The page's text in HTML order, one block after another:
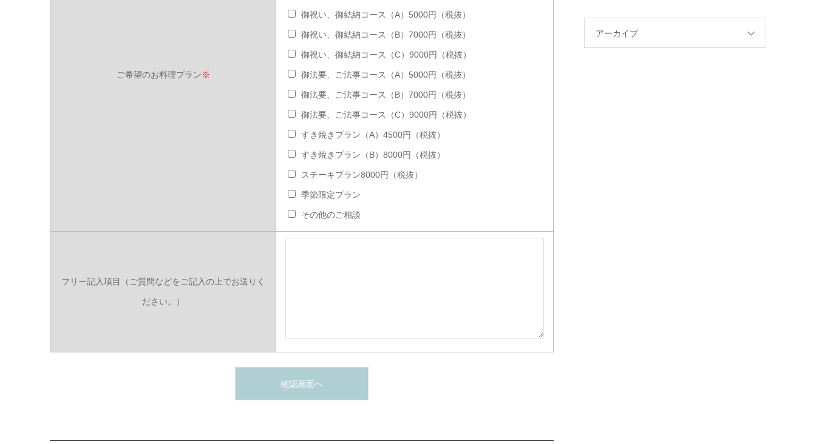
ご希望のお料理プラン※
御祝い、御結納コース（A）5000円（税抜）
御祝い、御結納コース（B）7000円（税抜）
御祝い、御結納コース（C）9000円（税抜）
御法要、ご法事コース（A）5000円（税抜）
御法要、ご法事コース（B）7000円（税抜）
御法要、ご法事コース（C）9000円（税抜）
すき焼きプラン（A）4500円（税抜）
すき焼きプラン（B）8000円（税抜）
ステーキプラン8000円（税抜）
季節限定プラン
その他のご相談
フリー記入項目（ご質問などをご記入の上でお送りく
ださい。）
アーカイブ